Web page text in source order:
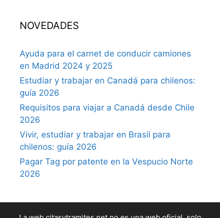
NOVEDADES
Ayuda para el carnet de conducir camiones
en Madrid 2024 y 2025
Estudiar y trabajar en Canadá para chilenos:
guía 2026
Requisitos para viajar a Canadá desde Chile
2026
Vivir, estudiar y trabajar en Brasil para
chilenos: guía 2026
Pagar Tag por patente en la Vespucio Norte
2026